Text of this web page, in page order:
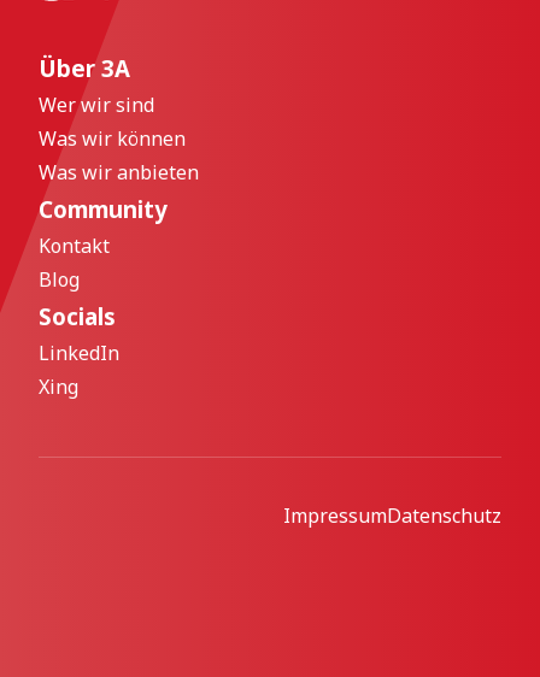
Über 3A
Wer wir sind
Was wir können
Was wir anbieten
Community
Kontakt
Blog
Socials
LinkedIn
Xing
ImpressumDatenschutz